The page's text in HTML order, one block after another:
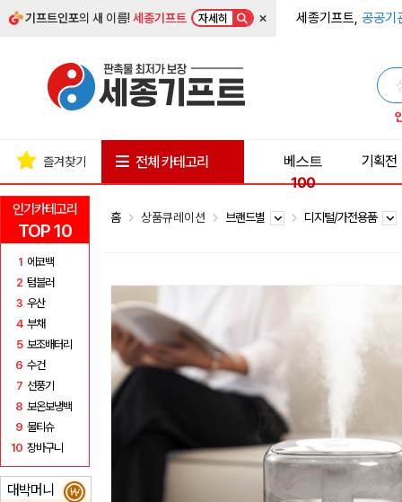
기프트인포의 새 이름!세종기프트 자세히 × 세종기프트, 공공기
인기카테고리
TOP 10
1 에코백
2 텀블러
3 우산
4 부채
5 보조배터리
6 수건
7 선풍기
8 보온보냉백
9 물티슈
10 장바구니
대박머니 ₩
즐겨찾기 전체 카테고리
베스트
100
기획전
홈 상품큐레이션 브랜드별 디지털/가전용품